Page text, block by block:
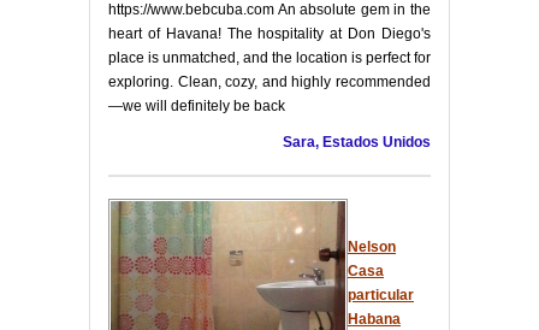
https://www.bebcuba.com An absolute gem in the
heart of Havana! The hospitality at Don Diego's
place is unmatched, and the location is perfect for
exploring. Clean, cozy, and highly recommended
—we will definitely be back
Sara, Estados Unidos
Nelson
Casa
particular
Habana